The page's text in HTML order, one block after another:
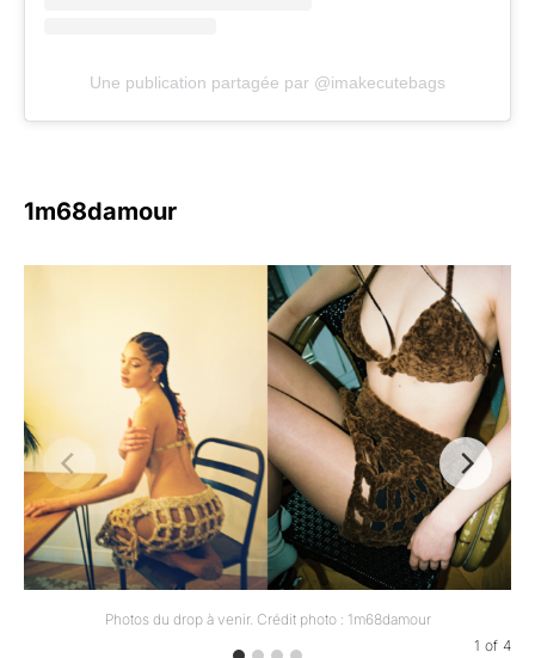
Une publication partagée par @imakecutebags
1m68damour
Photos du drop à venir. Crédit photo : 1m68damour
1 of 4